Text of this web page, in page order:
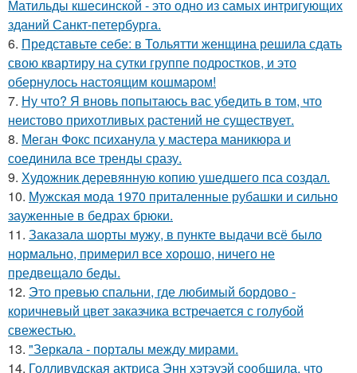
Матильды кшесинской - это одно из самых интригующих
зданий Санкт-петербурга.
6. Представьте себе: в Тольятти женщина решила сдать
свою квартиру на сутки группе подростков, и это
обернулось настоящим кошмаром!
7. Ну что? Я вновь попытаюсь вас убедить в том, что
неистово прихотливых растений не существует.
8. Меган Фокс психанула у мастера маникюра и
соединила все тренды сразу.
9. Художник деревянную копию ушедшего пса создал.
10. Мужская мода 1970 приталенные рубашки и сильно
зауженные в бедрах брюки.
11. Заказала шорты мужу, в пункте выдачи всё было
нормально, примерил все хорошо, ничего не
предвещало беды.
12. Это превью спальни, где любимый бордово -
коричневый цвет заказчика встречается с голубой
свежестью.
13. "Зеркала - порталы между мирами.
14. Голливудская актриса Энн хэтэуэй сообщила, что